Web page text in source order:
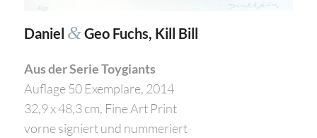
Daniel &Geo Fuchs, Kill Bill
Aus der Serie Toygiants
Auflage 50 Exemplare, 2014
32,9 x 48,3 cm, Fine Art Print
vorne signiert und nummeriert